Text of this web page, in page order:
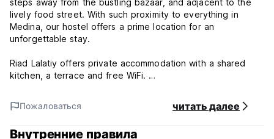
steps away from the bustling bazaar, and adjacent to the
lively food street. With such proximity to everything in
Medina, our hostel offers a prime location for an
unforgettable stay.
Riad Lalatiy offers private accommodation with a shared
kitchen, a terrace and free WiFi.
Riad Lalatiy - Terms & Conditions:
Cancellation policy: 1 day before arrival. In case of a late
cancellation or No Show, you will be charged the first night
Пожаловаться читать далее
Внутренние правила